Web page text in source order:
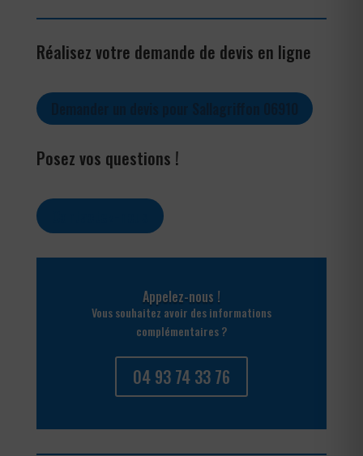
Réalisez votre demande de devis en ligne
Posez vos questions !
Appelez-nous !
Vous souhaitez avoir des informations
complémentaires ?
04 93 74 33 76